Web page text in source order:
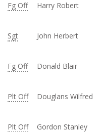
Fg Off Harry Robert
Sgt John Herbert
Fg Off Donald Blair
Plt Off Douglans Wilfred
Plt Off Gordon Stanley